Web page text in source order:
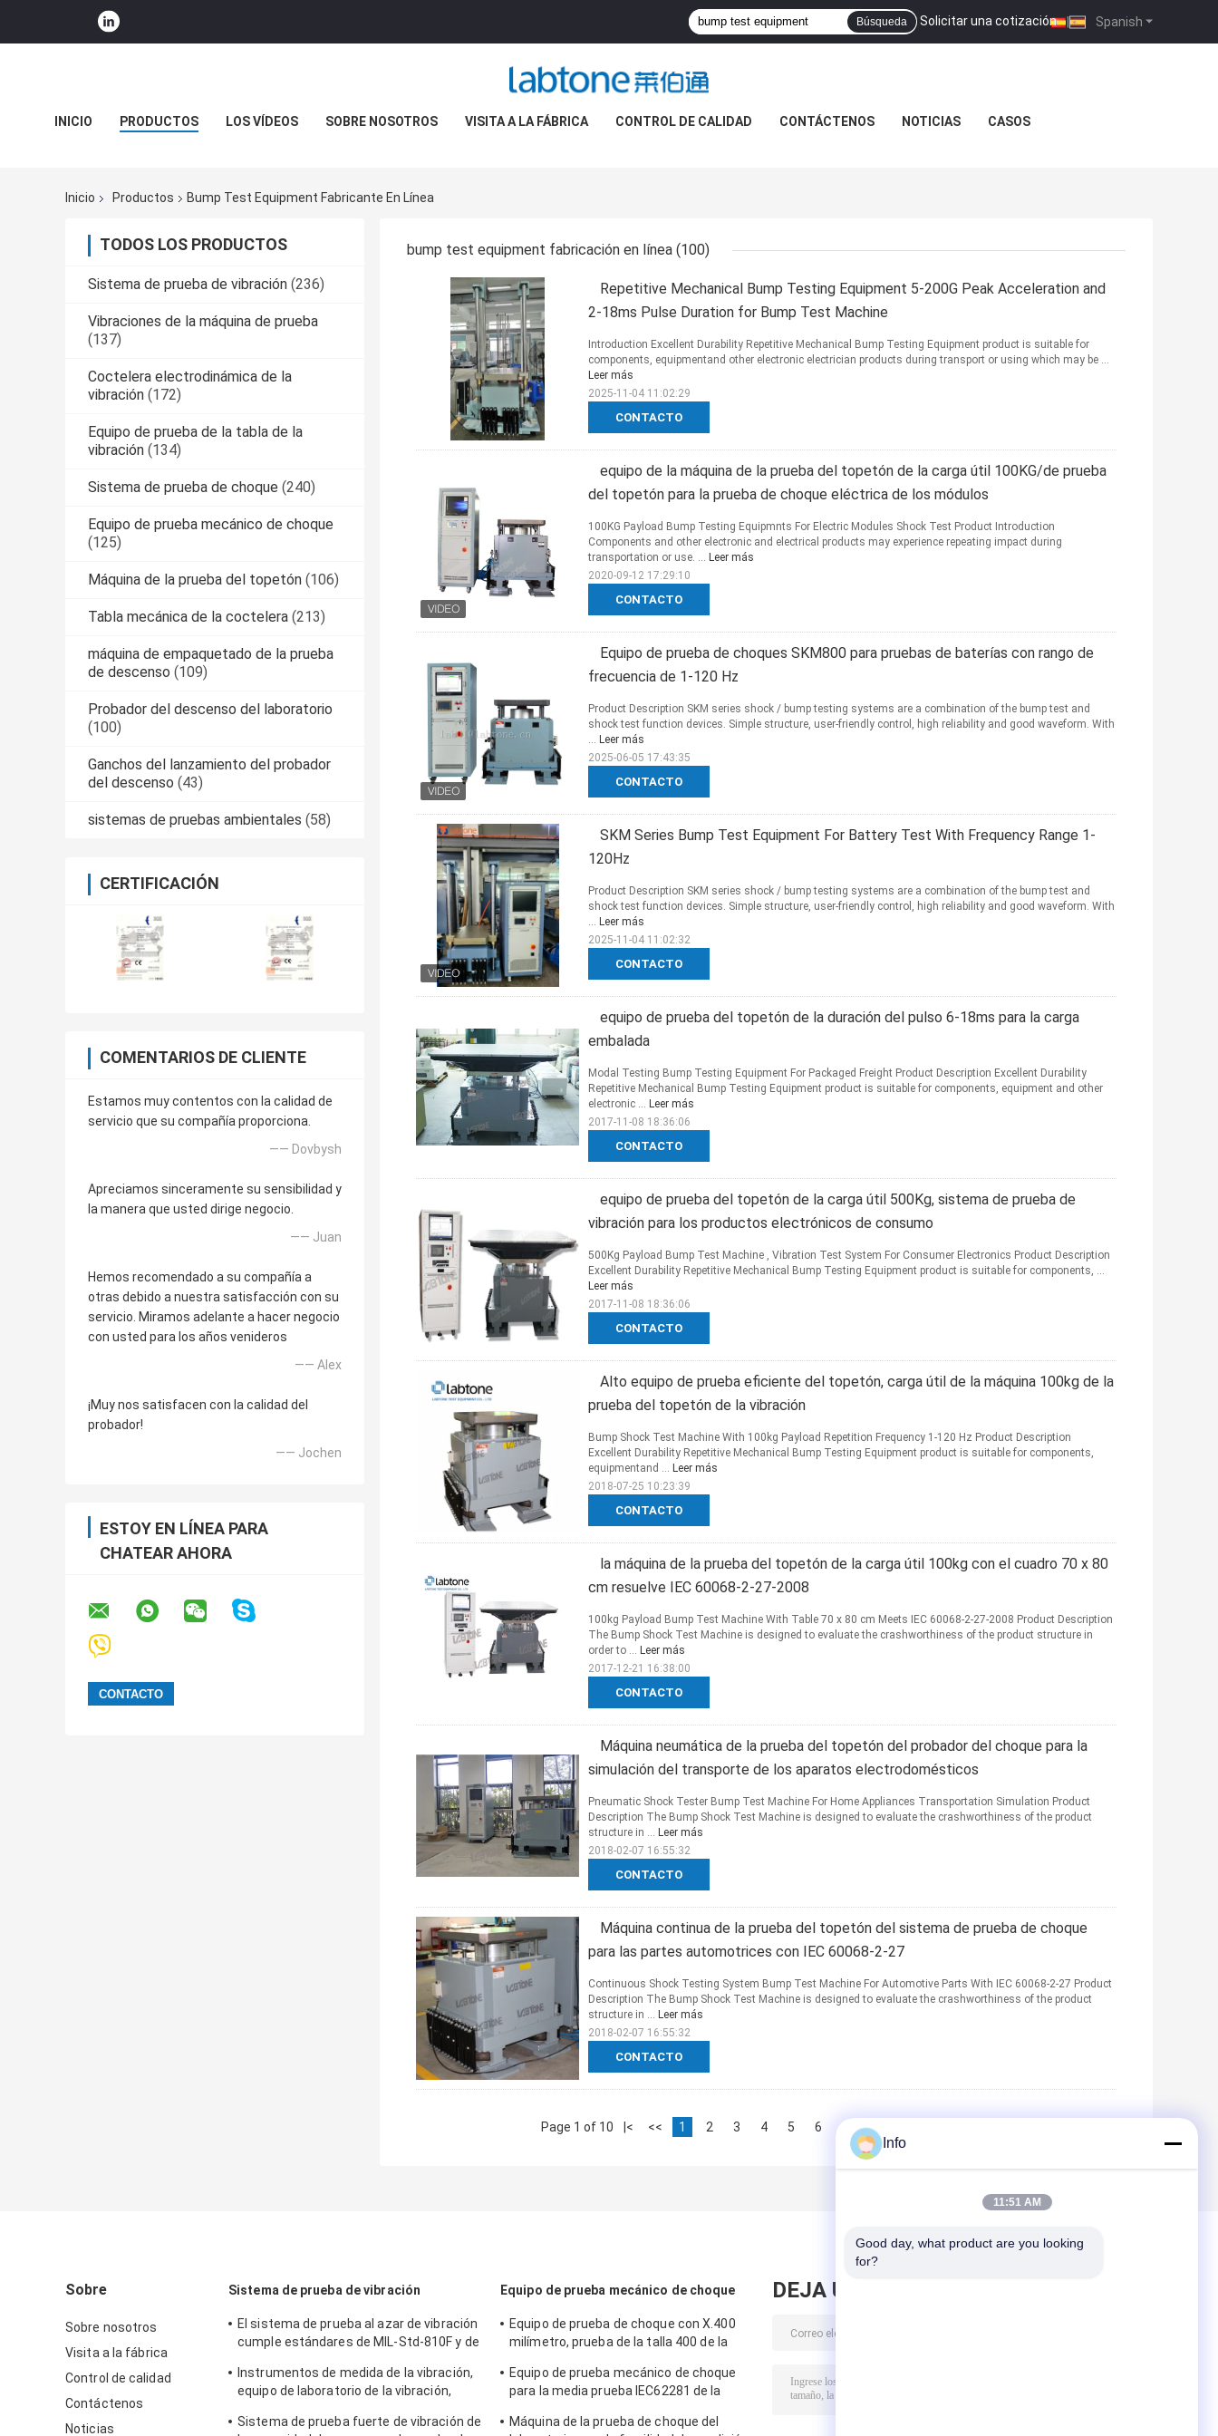
Spanish
Solicitar una cotización |
Búsqueda
INICIO PRODUCTOS LOS VÍDEOS SOBRE NOSOTROS VISITA A LA FÁBRICA CONTROL DE CALIDAD CONTÁCTENOS NOTICIAS CASOS
Inicio Productos Bump Test Equipment Fabricante En Línea
TODOS LOS PRODUCTOS
Sistema de prueba de vibración (236)
Vibraciones de la máquina de prueba
(137)
Coctelera electrodinámica de la
vibración (172)
Equipo de prueba de la tabla de la
vibración (134)
Sistema de prueba de choque (240)
Equipo de prueba mecánico de choque
(125)
Máquina de la prueba del topetón (106)
Tabla mecánica de la coctelera (213)
máquina de empaquetado de la prueba
de descenso (109)
Probador del descenso del laboratorio
(100)
Ganchos del lanzamiento del probador
del descenso (43)
sistemas de pruebas ambientales (58)
CERTIFICACIÓN
COMENTARIOS DE CLIENTE
Estamos muy contentos con la calidad de
servicio que su compañía proporciona.
—— Dovbysh
Apreciamos sinceramente su sensibilidad y
la manera que usted dirige negocio.
—— Juan
Hemos recomendado a su compañía a
otras debido a nuestra satisfacción con su
servicio. Miramos adelante a hacer negocio
con usted para los años venideros
—— Alex
¡Muy nos satisfacen con la calidad del
probador!
—— Jochen
ESTOY EN LÍNEA PARA
CHATEAR AHORA
bump test equipment fabricación en línea (100)
Repetitive Mechanical Bump Testing Equipment 5-200G Peak Acceleration and
2-18ms Pulse Duration for Bump Test Machine
CONTACTO
Introduction Excellent Durability Repetitive Mechanical Bump Testing Equipment product is suitable for
components, equipmentand other electronic electrician products during transport or using which may be ...
Leer más
2025-11-04 11:02:29
equipo de la máquina de la prueba del topetón de la carga útil 100KG/de prueba
del topetón para la prueba de choque eléctrica de los módulos
CONTACTO
100KG Payload Bump Testing Equipmnts For Electric Modules Shock Test Product Introduction
Components and other electronic and electrical products may experience repeating impact during
transportation or use. ... Leer más
2020-09-12 17:29:10
Equipo de prueba de choques SKM800 para pruebas de baterías con rango de
frecuencia de 1-120 Hz
CONTACTO
Product Description SKM series shock / bump testing systems are a combination of the bump test and
shock test function devices. Simple structure, user-friendly control, high reliability and good waveform. With
... Leer más
2025-06-05 17:43:35
SKM Series Bump Test Equipment For Battery Test With Frequency Range 1-
120Hz
CONTACTO
Product Description SKM series shock / bump testing systems are a combination of the bump test and
shock test function devices. Simple structure, user-friendly control, high reliability and good waveform. With
... Leer más
2025-11-04 11:02:32
equipo de prueba del topetón de la duración del pulso 6-18ms para la carga
embalada
CONTACTO
Modal Testing Bump Testing Equipment For Packaged Freight Product Description Excellent Durability
Repetitive Mechanical Bump Testing Equipment product is suitable for components, equipment and other
electronic ... Leer más
2017-11-08 18:36:06
equipo de prueba del topetón de la carga útil 500Kg, sistema de prueba de
vibración para los productos electrónicos de consumo
CONTACTO
500Kg Payload Bump Test Machine , Vibration Test System For Consumer Electronics Product Description
Excellent Durability Repetitive Mechanical Bump Testing Equipment product is suitable for components, ...
Leer más
2017-11-08 18:36:06
Alto equipo de prueba eficiente del topetón, carga útil de la máquina 100kg de la
prueba del topetón de la vibración
CONTACTO
Bump Shock Test Machine With 100kg Payload Repetition Frequency 1-120 Hz Product Description
Excellent Durability Repetitive Mechanical Bump Testing Equipment product is suitable for components,
equipmentand ... Leer más
2018-07-25 10:23:39
la máquina de la prueba del topetón de la carga útil 100kg con el cuadro 70 x 80
cm resuelve IEC 60068-2-27-2008
CONTACTO
100kg Payload Bump Test Machine With Table 70 x 80 cm Meets IEC 60068-2-27-2008 Product Description
The Bump Shock Test Machine is designed to evaluate the crashworthiness of the product structure in
order to ... Leer más
2017-12-21 16:38:00
Máquina neumática de la prueba del topetón del probador del choque para la
simulación del transporte de los aparatos electrodomésticos
CONTACTO
Pneumatic Shock Tester Bump Test Machine For Home Appliances Transportation Simulation Product
Description The Bump Shock Test Machine is designed to evaluate the crashworthiness of the product
structure in ... Leer más
2018-02-07 16:55:32
Máquina continua de la prueba del topetón del sistema de prueba de choque
para las partes automotrices con IEC 60068-2-27
CONTACTO
Continuous Shock Testing System Bump Test Machine For Automotive Parts With IEC 60068-2-27 Product
Description The Bump Shock Test Machine is designed to evaluate the crashworthiness of the product
structure in ... Leer más
2018-02-07 16:55:32
Page 1 of 10 |< << 1 2 3 4 5 6 8
Sobre
Sobre nosotros
Visita a la fábrica
Control de calidad
Contáctenos
Noticias
Sistema de prueba de vibración
El sistema de prueba al azar de vibración
cumple estándares de MIL-Std-810F y de
Instrumentos de medida de la vibración,
equipo de laboratorio de la vibración,
Sistema de prueba fuerte de vibración de
Equipo de prueba mecánico de choque
Equipo de prueba de choque con X.400
milímetro, prueba de la talla 400 de la
Equipo de prueba mecánico de choque
para la media prueba IEC62281 de la
Máquina de la prueba de choque del
DEJA UN MENSAJE
Info
11:51 AM
Good day, what product are you looking
for?